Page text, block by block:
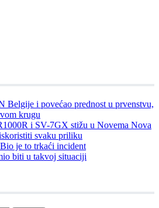
Belgije i povećao prednost u prvenstvu,
krugu
i SV-7GX stižu u Novema Nova
svaku priliku
je to trkaći incident
biti u takvoj situaciji